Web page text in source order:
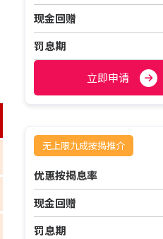
现金回赠
罚息期
立即申请
无上限九成按揭推介
优惠按揭息率
现金回赠
罚息期